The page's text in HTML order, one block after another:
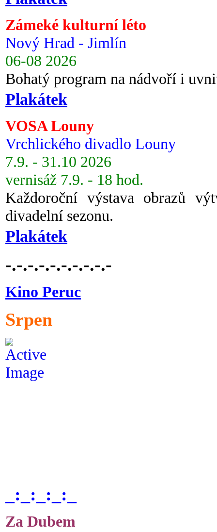
Zámeké kulturní léto
Nový Hrad - Jimlín
06-08 2026
Bohatý program na nádvoří i
Plakátek
VOSA Louny
Vrchlického divadlo Louny
7.9. - 31.10 2026
vernisáž 7.9. - 18 hod.
Každoroční výstava obrazů
divadelní sezonu.
Plakátek
-.-.-.-.-.-.-.-.-.-
Kino Peruc
Srpen
_:_:_:_:_
Za Dubem